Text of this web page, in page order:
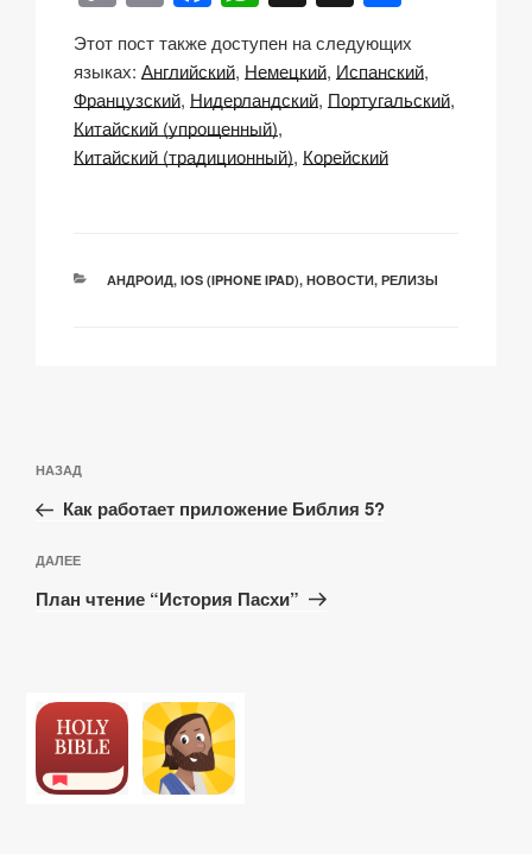
o
p
y
Li
n
m
ail
a
c
e
b
o
h
at
s
A
p
n
a
p
c
h
тп
р
а
Этот пост также доступен на следующих
языках: Английский Немецкий Испанский
Французский Нидерландский Португальский
Китайский (упрощенный)
Китайский (традиционный) Корейский
РУБРИКИ
АНДРОИД, IOS (IPHONE IPAD), НОВОСТИ, РЕЛИЗЫ
по
записям
Предыдущая
запись:
НАЗАД
Как работает приложение Библия 5?
Следующая
запись
ДАЛЕЕ
План чтение “История Пасхи”